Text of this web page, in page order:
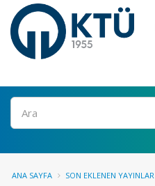
Ara
ANA SAYFA SON EKLENEN YAYINLAR